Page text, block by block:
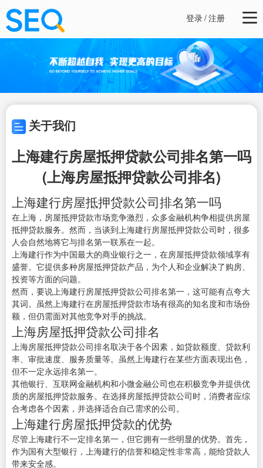
登录/注册
关于我们
上海建行房屋抵押贷款公司排名第一吗
(上海房屋抵押贷款公司排名)
上海建行房屋抵押贷款公司排名第一吗
在上海，房屋抵押贷款市场竞争激烈，众多金融机构争相提供房屋
抵押贷款服务。然而，当谈到上海建行房屋抵押贷款公司时，很多
人会自然地将它与排名第一联系在一起。
上海建行作为中国最大的商业银行之一，在房屋抵押贷款领域享有
盛誉。它提供多种房屋抵押贷款产品，为个人和企业解决了购房、
投资等方面的问题。
然而，要说上海建行房屋抵押贷款公司排名第一，这可能有点夸大
其词。虽然上海建行在房屋抵押贷款市场有很高的知名度和市场份
额，但仍需面对其他竞争对手的挑战。
上海房屋抵押贷款公司排名
上海房屋抵押贷款公司排名取决于各个因素，如贷款额度、贷款利
率、审批速度、服务质量等。虽然上海建行在某些方面表现出色，
但不一定永远排名第一。
其他银行、互联网金融机构和小微金融公司也在积极竞争并提供优
质的房屋抵押贷款服务。在选择房屋抵押贷款公司时，消费者应综
合考虑各个因素，并选择适合自己需求的公司。
上海建行房屋抵押贷款的优势
尽管上海建行不一定排名第一，但它拥有一些明显的优势。首先，
作为国有大型银行，上海建行的信誉和稳定性非常高，能给贷款人
带来安全感。